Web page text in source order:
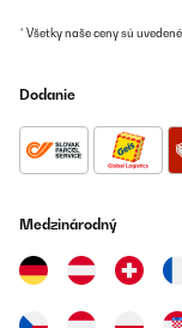
Hält die
Wird als 2
halten kann.
kühler als unten
* Všetky naše ceny sú uvedené
Dodanie
Medzinárodný